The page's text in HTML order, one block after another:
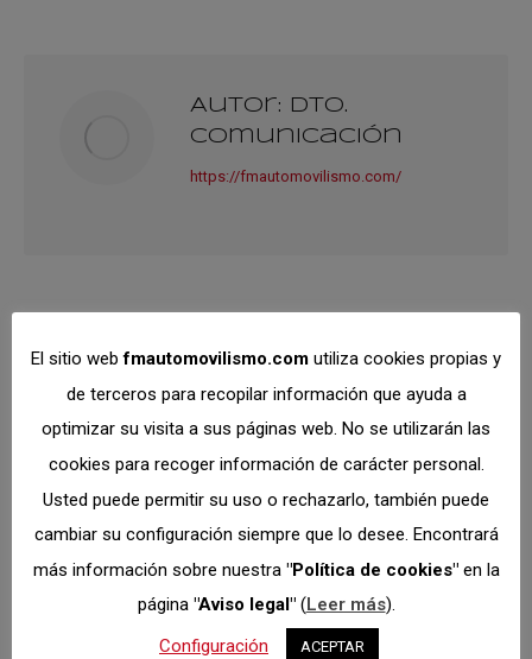
Autor: Dto.
Comunicación
https://fmautomovilismo.com/
Navegación
entre
ANTERIOR
Publicación
anterior:
Agenda FdS: CRT6 en el
Circuito del Jarama
Publicación
siguiente:
segunda cita del CMK
2020
El sitio webfmautomovilismo.com utiliza cookies propias y
de terceros para recopilar información que ayuda a
optimizar su visita a sus páginas web. No se utilizarán las
cookies para recoger información de carácter personal.
Usted puede permitir su uso o rechazarlo, también puede
cambiar su configuración siempre que lo desee. Encontrará
más información sobre nuestra "Política de cookies"en la
página "Aviso legal"(Leer más).
Configuración
ACEPTAR